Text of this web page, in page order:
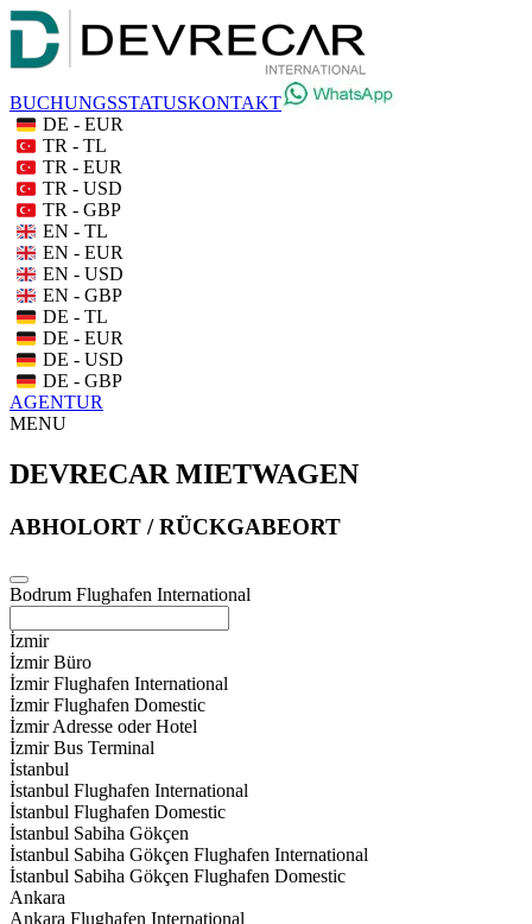
BUCHUNGSSTATUSKONTAKT
DE - EUR
TR - TL
TR - EUR
TR - USD
TR - GBP
EN - TL
EN - EUR
EN - USD
EN - GBP
DE - TL
DE - EUR
DE - USD
DE - GBP
AGENTUR
MENU
DEVRECAR MIETWAGEN
ABHOLORT / RÜCKGABEORT
Bodrum Flughafen International
İzmir
İzmir Büro
İzmir Flughafen International
İzmir Flughafen Domestic
İzmir Adresse oder Hotel
İzmir Bus Terminal
İstanbul
İstanbul Flughafen International
İstanbul Flughafen Domestic
İstanbul Sabiha Gökçen
İstanbul Sabiha Gökçen Flughafen International
İstanbul Sabiha Gökçen Flughafen Domestic
Ankara
Ankara Flughafen International